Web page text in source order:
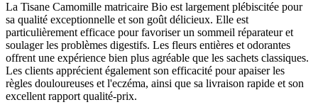
La Tisane Camomille matricaire Bio est largement plébiscitée pour
sa qualité exceptionnelle et son goût délicieux. Elle est
particulièrement efficace pour favoriser un sommeil réparateur et
soulager les problèmes digestifs. Les fleurs entières et odorantes
offrent une expérience bien plus agréable que les sachets classiques.
Les clients apprécient également son efficacité pour apaiser les
règles douloureuses et l'eczéma, ainsi que sa livraison rapide et son
excellent rapport qualité-prix.